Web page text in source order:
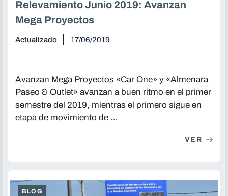
Relevamiento Junio 2019: Avanzan
Mega Proyectos
Actualizado 17/06/2019
Avanzan Mega Proyectos «Car One» y «Almenara
Paseo & Outlet» avanzan a buen ritmo en el primer
semestre del 2019, mientras el primero sigue en
etapa de movimiento de …
VER
BLOG